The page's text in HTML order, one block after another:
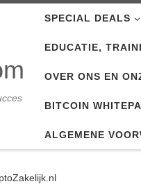
SPECIAL DEALS
EDUCATIE,
OVER ONS EN
BITCOIN
ALGEMENE